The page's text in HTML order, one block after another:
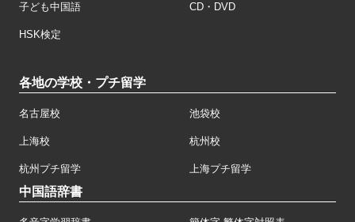
子ども中国語 CD・DVD
HSK検定
各地の学校・プチ留学
名古屋校 池袋校
上海校 杭州校
杭州プチ留学 上海プチ留学
中国語辞書